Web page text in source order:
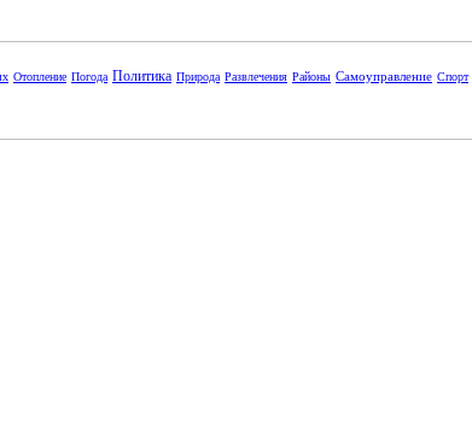
Отопление Погода Политика Природа Развлечения Районы Самоуправление Спорт